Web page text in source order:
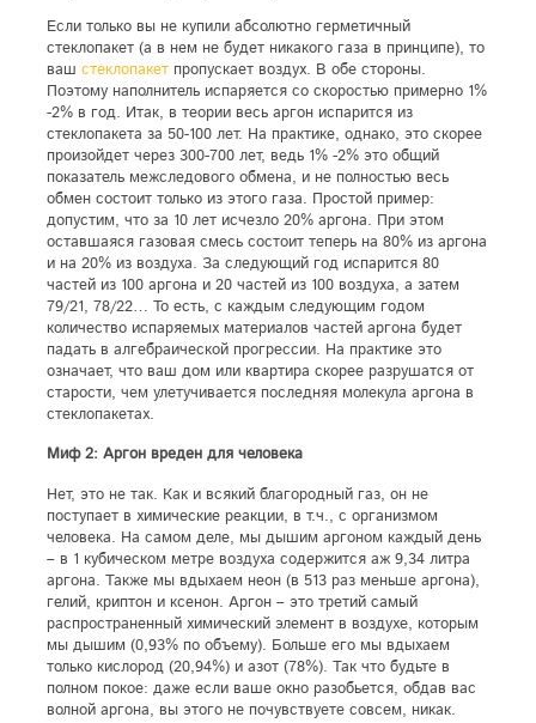
Если только вы не купили абсолютно герметичный
стеклопакет (а в нем не будет никакого газа в принципе), то
ваш стеклопакет пропускает воздух. В обе стороны.
Поэтому наполнитель испаряется со скоростью примерно 1%
-2% в год. Итак, в теории весь аргон испарится из
стеклопакета за 50-100 лет. На практике, однако, это скорее
произойдет через 300-700 лет, ведь 1% -2% это общий
показатель межследового обмена, и не полностью весь
обмен состоит только из этого газа. Простой пример:
допустим, что за 10 лет исчезло 20% аргона. При этом
оставшаяся газовая смесь состоит теперь на 80% из аргона
и на 20% из воздуха. За следующий год испарится 80
частей из 100 аргона и 20 частей из 100 воздуха, а затем
79/21, 78/22… То есть, с каждым следующим годом
количество испаряемых материалов частей аргона будет
падать в алгебраической прогрессии. На практике это
означает, что ваш дом или квартира скорее разрушатся от
старости, чем улетучивается последняя молекула аргона в
стеклопакетах.
Миф 2: Аргон вреден для человека
Нет, это не так. Как и всякий благородный газ, он не
поступает в химические реакции, в т.ч., с организмом
человека. На самом деле, мы дышим аргоном каждый день
– в 1 кубическом метре воздуха содержится аж 9,34 литра
аргона. Также мы вдыхаем неон (в 513 раз меньше аргона),
гелий, криптон и ксенон. Аргон – это третий самый
распространенный химический элемент в воздухе, которым
мы дышим (0,93% по объему). Больше его мы вдыхаем
только кислород (20,94%) и азот (78%). Так что будьте в
полном покое: даже если ваше окно разобьется, обдав вас
волной аргона, вы этого не почувствуете совсем, никак.